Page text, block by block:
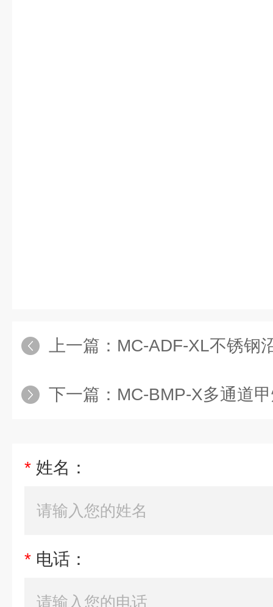
上一篇： MC-ADF-XL不锈钢
下一篇： MC-BMP-X多通道
* 姓名：
* 电话：